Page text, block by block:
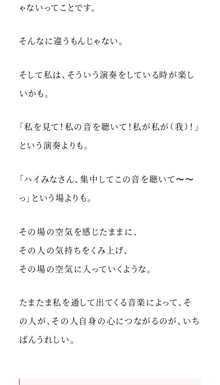
ゃないってことです。
そんなに違うもんじゃない。
そして私は、そういう演奏をしている時が楽し
いかも。
「私を見て！私の音を聴いて！私が私が（我）！」
という演奏よりも。
「ハイみなさん、集中してこの音を聴いて〜〜
っ」という場よりも。
その場の空気を感じたままに、
その人の気持ちをくみ上げ、
その場の空気に入っていくような。
たまたま私を通して出てくる音楽によって、そ
の人が、その人自身の心につながるのが、いち
ばんうれしい。